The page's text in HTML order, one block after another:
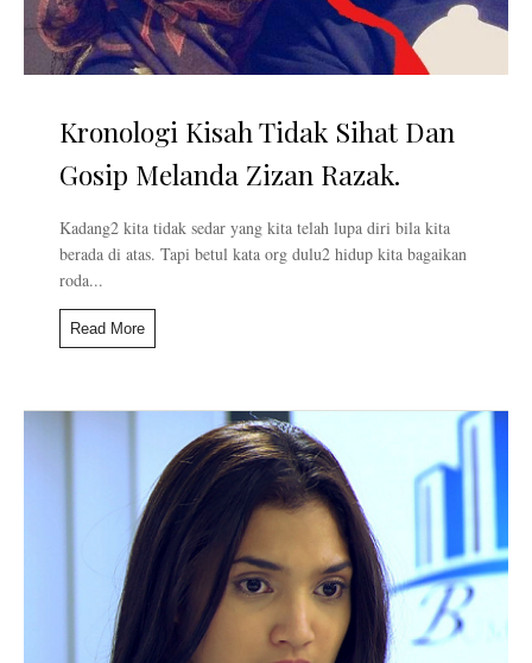
Kronologi Kisah Tidak Sihat Dan
Gosip Melanda Zizan Razak.
Kadang2 kita tidak sedar yang kita telah lupa diri bila kita
berada di atas. Tapi betul kata org dulu2 hidup kita bagaikan
roda...
Read More